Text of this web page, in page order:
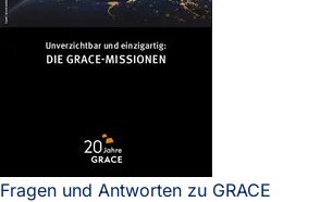
Fragen und Antworten zu GRACE